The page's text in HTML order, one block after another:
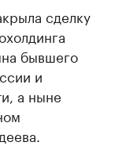
сделку
бывшего
и
а ныне